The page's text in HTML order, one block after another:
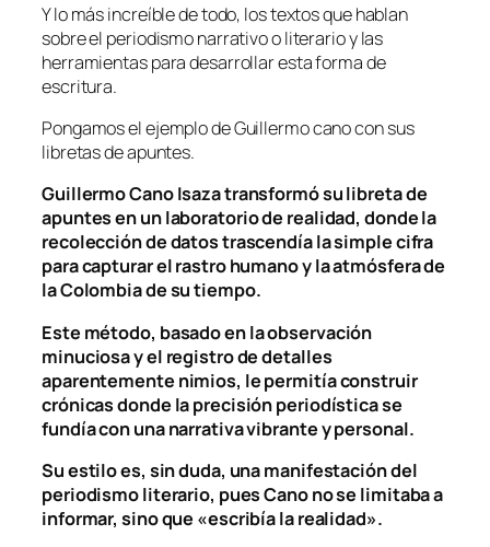
Y lo más increíble de todo, los textos que hablan
sobre el periodismo narrativo o literario y las
herramientas para desarrollar esta forma de
escritura.
Pongamos el ejemplo de Guillermo cano con sus
libretas de apuntes.
Guillermo Cano Isaza transformó su libreta de
apuntes en un laboratorio de realidad, donde la
recolección de datos trascendía la simple cifra
para capturar el rastro humano y la atmósfera de
la Colombia de su tiempo.
Este método, basado en la observación
minuciosa y el registro de detalles
aparentemente nimios, le permitía construir
crónicas donde la precisión periodística se
fundía con una narrativa vibrante y personal.
Su estilo es, sin duda, una manifestación del
periodismo literario, pues Cano no se limitaba a
informar, sino que «escribía la realidad».